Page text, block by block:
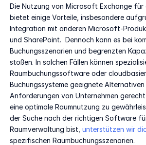
Die Nutzung von Microsoft Exchange für
bietet einige Vorteile, insbesondere
Integration mit anderen Microsoft-
und SharePoint.  Dennoch kann es bei
Buchungsszenarien und begrenzten
stoßen. In solchen Fällen können
Raumbuchungssoftware oder
Buchungssysteme geeignete Alternativen
Anforderungen von Unternehmen
eine optimale Raumnutzung zu
der Suche nach der richtigen Software
Raumverwaltung bist, unterstützen wir
spezifischen Raumbuchungsszenarien.